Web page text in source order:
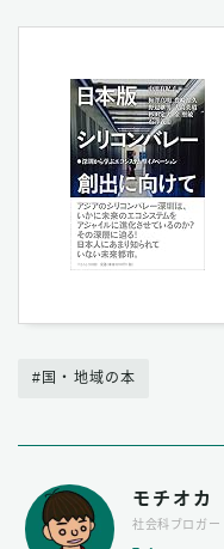
#国・地域の本
モチオカ
社会科ブロガー